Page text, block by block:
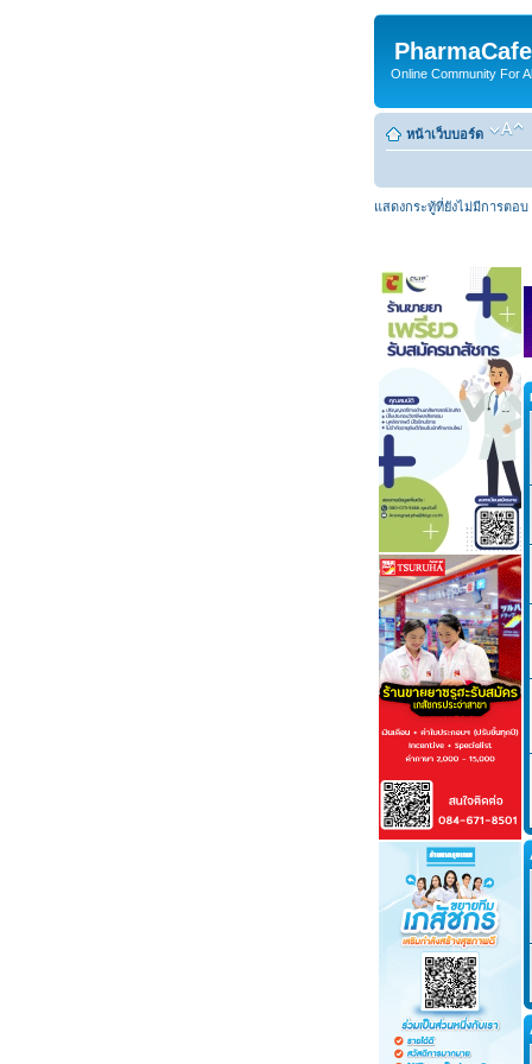
Online Community For
หน้าเว็บบอร์ด
แสดงกระทู้ที่ยังไม่มีการตอบ